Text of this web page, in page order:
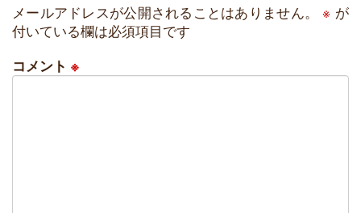
メールアドレスが公開されることはありません。 ※ が
付いている欄は必須項目です
コメント ※